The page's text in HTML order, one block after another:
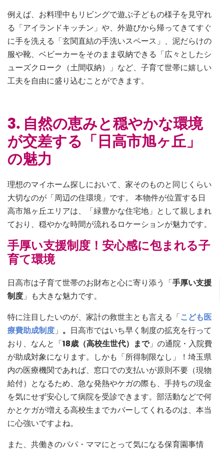
例えば、お料理中もリビングで遊ぶ子どもの様子を見守れ
る「アイランドキッチン」や、外遊びから帰ってきてすぐ
に手を洗える「玄関直結の手洗いスペース」、泥だらけの
服や靴、ベビーカーをそのまま収納できる「広々としたシ
ューズクローク（土間収納）」など、子育て世帯に嬉しい
工夫を自由に盛り込むことができます。
3. 自然の恵みと穏やかな環境
が交差する「日高市旭ヶ丘」
の魅力
理想のマイホーム探しにおいて、家そのものと同じくらい
大切なのが「周辺の住環境」です。 本物件が位置する日
高市旭ヶ丘エリアは、「緑豊かな住宅地」として親しまれ
ており、穏やかな時間が流れるロケーションが魅力です。
手厚い支援制度！安心感に包まれる子
育て環境
日高市は子育て世帯のお財布と心に寄り添う「手厚い支援
制度 」も大きな魅力です。
特に注目したいのが、家計の救世主とも言える「こども医
療費助成制度 」 。 日高市ではいち早く制度の拡充を行って
おり、なんと「18歳（高校生世代）まで」の通院・入院費
が助成対象になります。しかも「所得制限なし」！埼玉県
内の医療機関であれば、窓口での支払いが原則不要（現物
給付）となるため、急な発熱やケガの際も、手持ちの現金
を気にせず安心して病院を受診できます。部活動などで何
かとケガが増える高校生までカバーしてくれるのは、本当
に心強いですよね。
また、共働きのパパ・ママにとって気になる保育園事情